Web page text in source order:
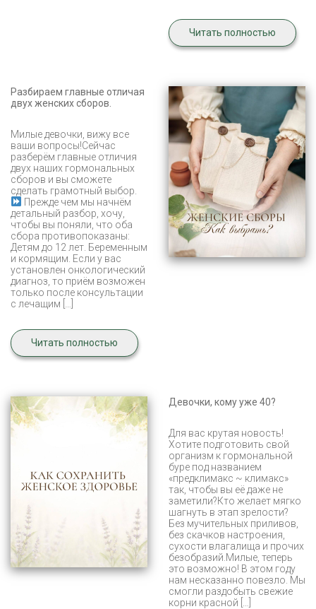
Читать полностью
Разбираем главные отличая
двух женских сборов.
Милые девочки, вижу все
ваши вопросы!Сейчас
разберём главные отличия
двух наших гормональных
сборов и вы сможете
сделать грамотный выбор.
Прежде чем мы начнём
детальный разбор, хочу,
чтобы вы поняли, что оба
сбора противопоказаны:
Детям до 12 лет. Беременным
и кормящим. Если у вас
установлен онкологический
диагноз, то приём возможен
только после консультации
с лечащим […]
Читать полностью
Девочки, кому уже 40?
Для вас крутая новость!
Хотите подготовить свой
организм к гормональной
буре под названием
«предклимакс ~ климакс»
так, чтобы вы её даже не
заметили?Кто желает мягко
шагнуть в этап зрелости?
Без мучительных приливов,
без скачков настроения,
сухости влагалища и прочих
безобразий.Милые, теперь
это возможно! В этом году
нам несказанно повезло. Мы
смогли раздобыть свежие
корни красной […]